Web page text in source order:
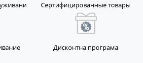
Сертифицированные товары
Дисконтна програма